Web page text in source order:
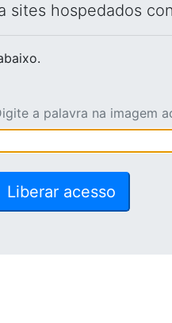
sites hospedados
a palavra na imagem